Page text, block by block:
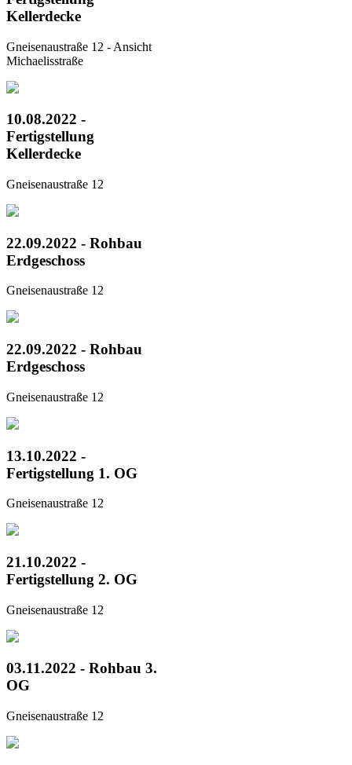
Kellerdecke
Gneisenaustraße 12 - Ansicht
Michaelisstraße
10.08.2022 -
Fertigstellung
Kellerdecke
Gneisenaustraße 12
22.09.2022 - Rohbau
Erdgeschoss
Gneisenaustraße 12
22.09.2022 - Rohbau
Erdgeschoss
Gneisenaustraße 12
13.10.2022 -
Fertigstellung 1. OG
Gneisenaustraße 12
21.10.2022 -
Fertigstellung 2. OG
Gneisenaustraße 12
03.11.2022 - Rohbau 3.
OG
Gneisenaustraße 12